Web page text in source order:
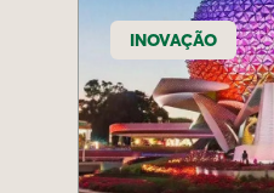
INOVAÇÃO